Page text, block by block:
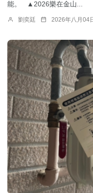
能。 ▲2026樂在金山...
劉奕廷 2026年八月04